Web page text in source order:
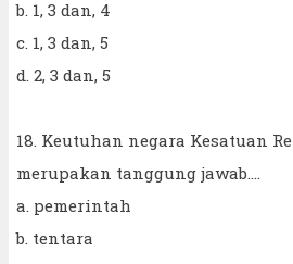
b. 1, 3 dan, 4
c. 1, 3 dan, 5
d. 2, 3 dan, 5
18. Keutuhan negara Kesatuan
merupakan tanggung jawab....
a. pemerintah
b. tentara